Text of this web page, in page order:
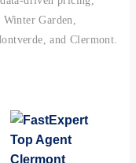
Garden,
and Clermont.